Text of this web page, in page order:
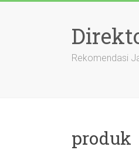
Rekomendasi
produk